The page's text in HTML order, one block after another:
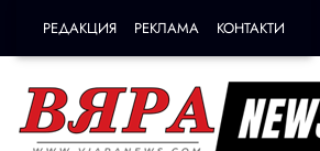
РЕДАКЦИЯ РЕКЛАМА КОНТАКТИ